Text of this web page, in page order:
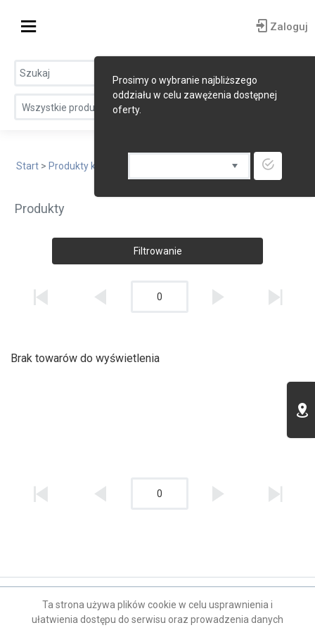
Zaloguj
Wszystkie produkty
Prosimy o wybranie najbliższego
oddziału w celu zawężenia dostępnej
oferty.
Start > Produkty kuchni orientalnej > Inne produkty orientalne
Produkty
Filtrowanie
0
Brak towarów do wyświetlenia
0
Kontakt
Ta strona używa plików cookie w celu usprawnienia i
ułatwienia dostępu do serwisu oraz prowadzenia danych